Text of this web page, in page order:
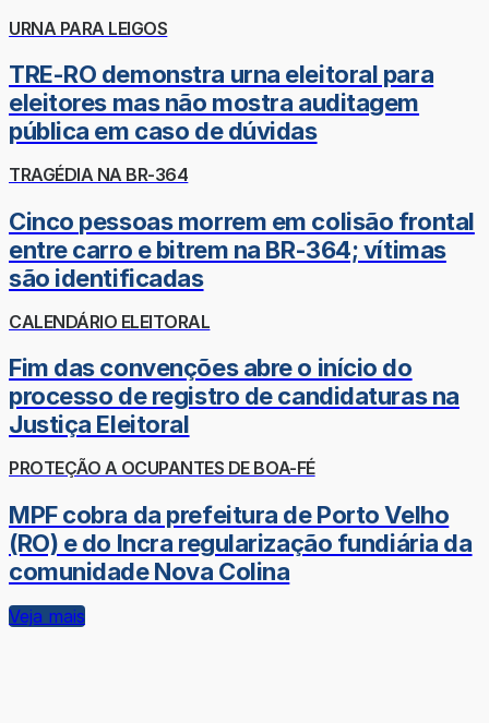
URNA PARA LEIGOS
TRE-RO demonstra urna eleitoral para
eleitores mas não mostra auditagem
pública em caso de dúvidas
TRAGÉDIA NA BR-364
Cinco pessoas morrem em colisão frontal
entre carro e bitrem na BR-364; vítimas
são identificadas
CALENDÁRIO ELEITORAL
Fim das convenções abre o início do
processo de registro de candidaturas na
Justiça Eleitoral
PROTEÇÃO A OCUPANTES DE BOA-FÉ
MPF cobra da prefeitura de Porto Velho
(RO) e do Incra regularização fundiária da
comunidade Nova Colina
Veja mais